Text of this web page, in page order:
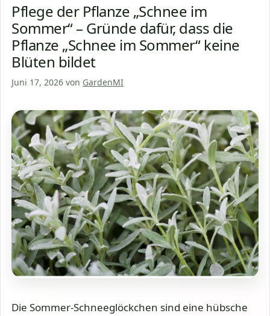
Pflege der Pflanze „Schnee im
Sommer“ – Gründe dafür, dass die
Pflanze „Schnee im Sommer“ keine
Blüten bildet
Juni 17, 2026 von GardenMI
Die Sommer-Schneeglöckchen sind eine hübsche